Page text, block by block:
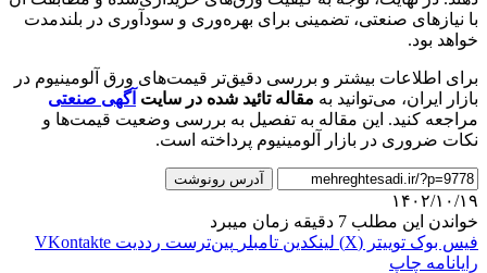
با نیازهای صنعتی، تضمینی برای بهره‌وری و سودآوری در بلندمدت
خواهد بود.
برای اطلاعات بیشتر و بررسی دقیق‌تر قیمت‌های ورق آلومینیوم در
بازار ایران، می‌توانید به مقاله تائید شده در سایت آگهی صنعتی
مراجعه کنید. این مقاله به تفصیل به بررسی وضعیت قیمت‌ها و
نکات ضروری در بازار آلومینیوم پرداخته است.
آدرس رونوشت
۱۴۰۲/۱۰/۱۹
خواندن این مطلب 7 دقیقه زمان میبرد
فیس بوک توییتر (X) لینکدین ‫تامبلر ‫پین‌ترست ‫رددیت ‫VKontakte
رایانامه چاپ